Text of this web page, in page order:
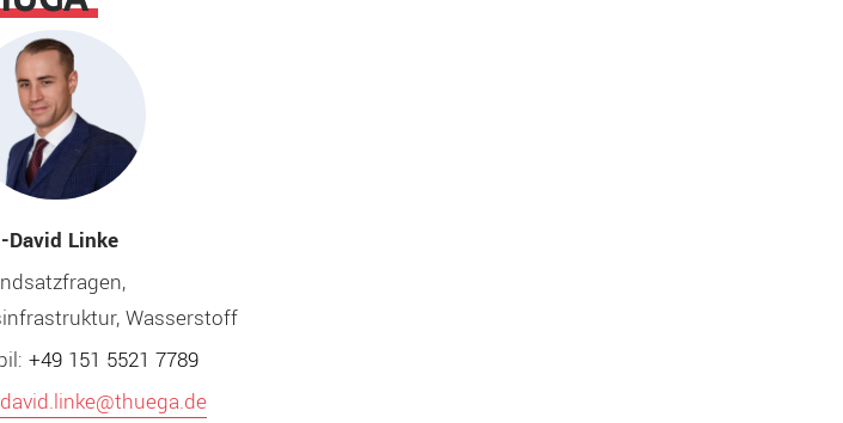
David Linke
Wasserstoff
+49 151 5521 7789